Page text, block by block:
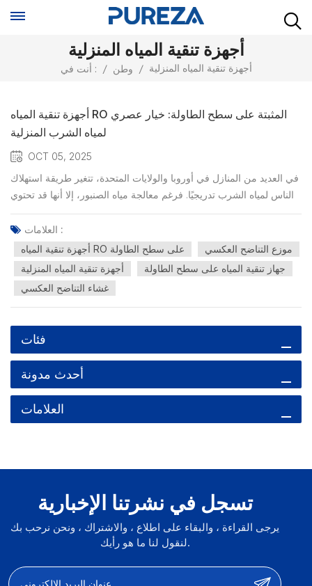
أجهزة تنقية المياه المنزلية
أنت في : / وطن / أجهزة تنقية المياه المنزلية
أجهزة تنقية المياه RO المثبتة على سطح الطاولة: خيار عصري
لمياه الشرب المنزلية
OCT 05, 2025
في العديد من المنازل في أوروبا والولايات المتحدة، تتغير طريقة استهلاك
الناس لمياه الشرب تدريجيًا. فرغم معالجة مياه الصنبور، إلا أنها قد تحتوي
على ملوثات يصعب إزالتها، مثل: الكلور المتبقي والرصاص وPFASتشير
التقارير الصادرة عن وكالة حماية البيئة الأمريكية (EPA)[1] والوكالة
الأوروبية للبيئة (EEA)[2] إل...
العلامات :
أجهزة تنقية المياه RO على سطح الطاولة
موزع التناضح العكسي
أجهزة تنقية المياه المنزلية
جهاز تنقية المياه على سطح الطاولة
غشاء التناضح العكسي
فئات
أحدث مدونة
العلامات
تسجل في نشرتنا الإخبارية
يرجى القراءة ، والبقاء على اطلاع ، والاشتراك ، ونحن نرحب بك
لنقول لنا ما هو رأيك.